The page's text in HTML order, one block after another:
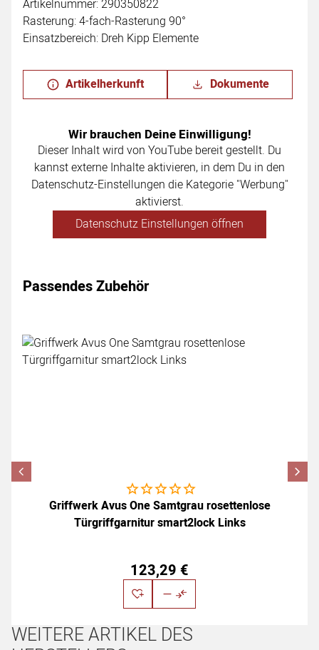
Artikelnummer: 290350822
Rasterung: 4-fach-Rasterung 90°
Einsatzbereich: Dreh Kipp Elemente
Artikelherkunft Dokumente
Wir brauchen Deine Einwilligung!
Dieser Inhalt wird von YouTube bereit gestellt. Du
kannst externe Inhalte aktivieren, in dem Du in den
Datenschutz-Einstellungen die Kategorie "Werbung"
aktivierst.
Datenschutz Einstellungen öffnen
Passendes Zubehör
Zubehör überspringen
Noch keine Bewertungen abgegeben
Griffwerk Avus One Samtgrau rosettenlose
Türgriffgarnitur smart2lock Links
123,29 €
WEITERE ARTIKEL DES